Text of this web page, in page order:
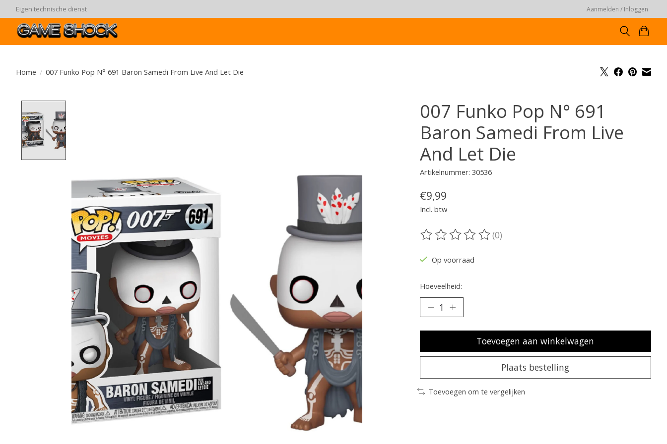
Eigen technische dienst Aanmelden / Inloggen
Home / 007 Funko Pop N° 691 Baron Samedi From Live And Let Die
007 Funko Pop N° 691
Baron Samedi From Live
And Let Die
Artikelnummer: 30536
€9,99
Incl. btw
De beoordeling van dit product is
(0)
Op voorraad
Hoeveelheid:
Toevoegen aan winkelwagen
Plaats bestelling
Toevoegen om te vergelijken